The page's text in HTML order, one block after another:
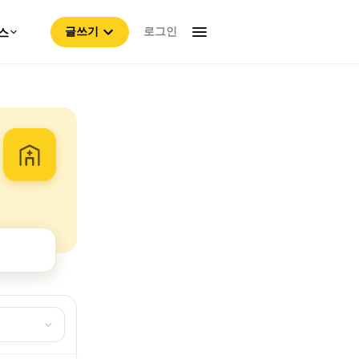
글쓰기 로그인